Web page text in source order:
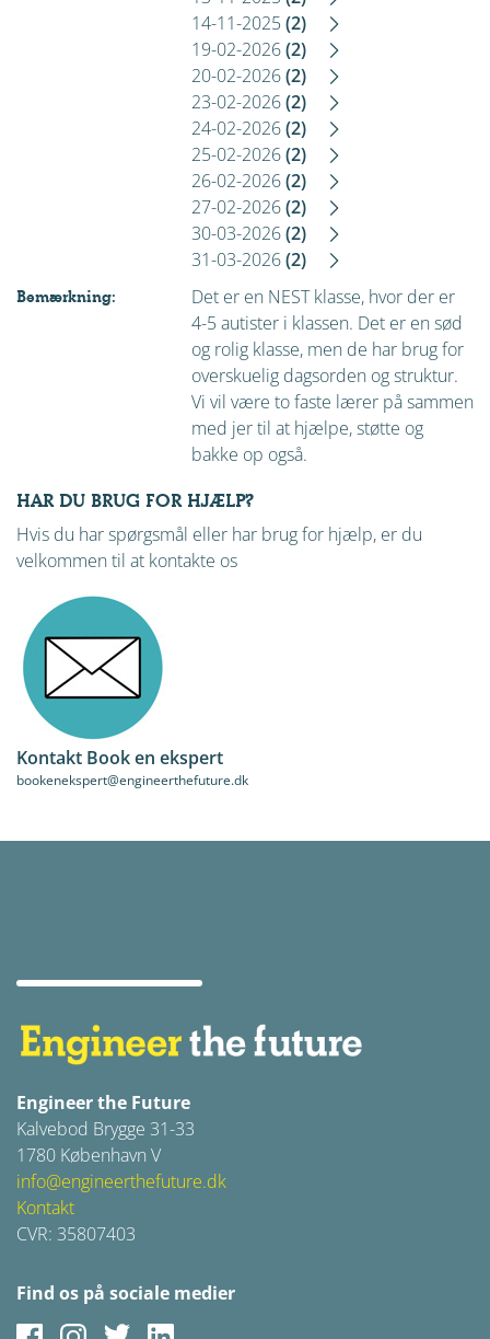
14-11-2025(2)
19-02-2026(2)
20-02-2026(2)
23-02-2026(2)
24-02-2026(2)
25-02-2026(2)
26-02-2026(2)
27-02-2026(2)
30-03-2026(2)
31-03-2026(2)
Bemærkning:
Det er en NEST klasse, hvor der er
4-5 autister i klassen. Det er en sød
og rolig klasse, men de har brug for
overskuelig dagsorden og struktur.
Vi vil være to faste lærer på sammen
med jer til at hjælpe, støtte og
bakke op også.
HAR DU BRUG FOR HJÆLP?
Hvis du har spørgsmål eller har brug for hjælp, er du
velkommen til at kontakte os
Kontakt Book en ekspert
bookenekspert@engineerthefuture.dk
Engineer the Future
Kalvebod Brygge 31-33
1780 København V
info@engineerthefuture.dk
Kontakt
CVR: 35807403
Find os på sociale medier